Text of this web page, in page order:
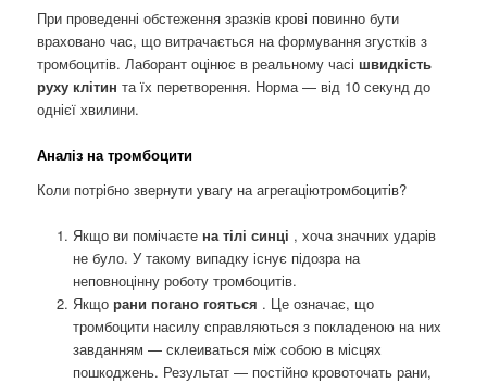
При проведенні обстеження зразків крові повинно бути
враховано час, що витрачається на формування згустків з
тромбоцитів. Лаборант оцінює в реальному часі швидкість
руху клітинта їх перетворення. Норма — від 10 секунд до
однієї хвилини.
Аналіз на тромбоцити
Коли потрібно звернути увагу на агрегаціютромбоцитів?
Якщо ви помічаєте на тілі синці , хоча значних ударів
не було. У такому випадку існує підозра на
неповноцінну роботу тромбоцитів.
Якщо рани погано гояться . Це означає, що
тромбоцити насилу справляються з покладеною на них
завданням — склеиваться між собою в місцях
пошкоджень. Результат — постійно кровоточать рани,